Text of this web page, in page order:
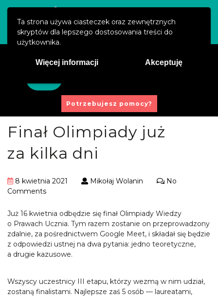
Ta strona używa ciasteczek oraz zewnętrznych
skryptów dla lepszego dostosowania treści do
użytkownika.
Więcej informacji Akceptuję
kontakt@prawaucznia.pl
Potrzebujesz pomocy?
Finał Olimpiady już
za kilka dni
8 kwietnia 2021 Mikołaj Wolanin
No
Comments
Już 16 kwietnia odbędzie się finał Olimpiady Wiedzy
o Prawach Ucznia. Tym razem zostanie on przeprowadzony
zdalnie, za pośrednictwem Google Meet, i składał się będzie
z odpowiedzi ustnej na dwa pytania: jedno teoretyczne,
a drugie kazusowe.
Wszyscy uczestnicy III etapu, którzy wezmą w nim udział,
zostaną finalistami. Najlepsze zaś 5 osób — laureatami,